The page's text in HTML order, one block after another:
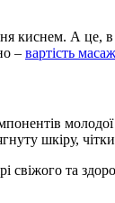
А це,
– вартість
шкіру,
та